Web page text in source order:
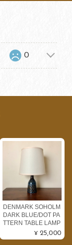
0
DENMARK SOHOLM
DARK BLUE/DOT PA
TTERN TABLE LAMP
¥25,000